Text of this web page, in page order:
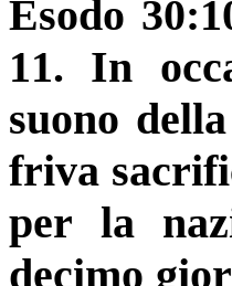
Esodo
11. In
suono
friva
per la
decimo